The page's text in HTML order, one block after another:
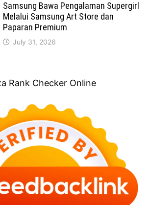
Samsung Bawa Pengalaman Supergirl
Melalui Samsung Art Store dan
Paparan Premium
July 31, 2026
Rank Checker Online